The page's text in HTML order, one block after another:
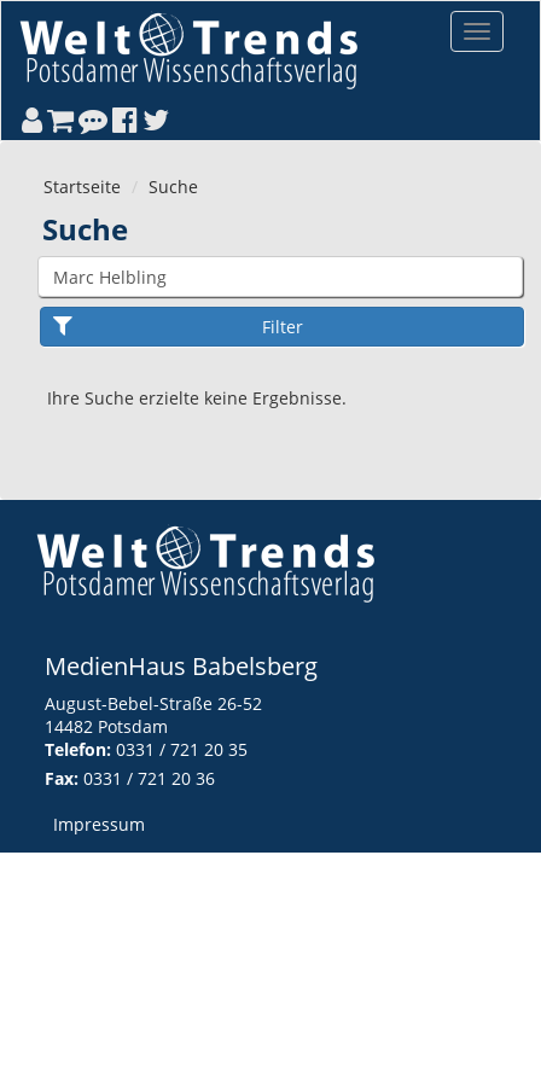
Toggle
Startseite Suche
Suche
Ihre Suche erzielte keine Ergebnisse.
MedienHaus Babelsberg
August-Bebel-Straße 26-52
14482 Potsdam
Telefon: 0331 / 721 20 35
Fax: 0331 / 721 20 36
Impressum